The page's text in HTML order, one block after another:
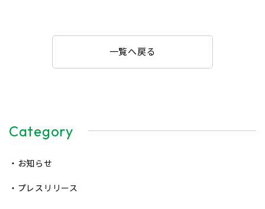
一覧へ戻る
Category
・お知らせ
・プレスリリース